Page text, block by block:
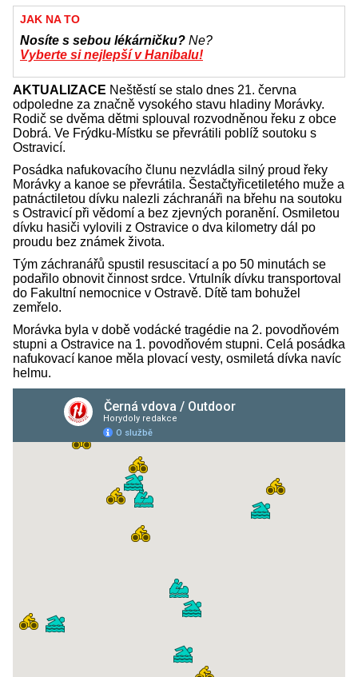
JAK NA TO
Nosíte s sebou lékárničku? Ne?
Vyberte si nejlepší v Hanibalu!
AKTUALIZACE Neštěstí se stalo dnes 21. června
odpoledne za značně vysokého stavu hladiny Morávky.
Rodič se dvěma dětmi splouval rozvodněnou řeku z obce
Dobrá. Ve Frýdku-Místku se převrátili poblíž soutoku s
Ostravicí.
Posádka nafukovacího člunu nezvládla silný proud řeky
Morávky a kanoe se převrátila. Šestačtyřicetiletého muže a
patnáctiletou dívku nalezli záchranáři na břehu na soutoku
s Ostravicí při vědomí a bez zjevných poranění. Osmiletou
dívku hasiči vylovili z Ostravice o dva kilometry dál po
proudu bez známek života.
Tým záchranářů spustil resuscitací a po 50 minutách se
podařilo obnovit činnost srdce. Vrtulník dívku transportoval
do Fakultní nemocnice v Ostravě. Dítě tam bohužel
zemřelo.
Morávka byla v době vodácké tragédie na 2. povodňovém
stupni a Ostravice na 1. povodňovém stupni. Celá posádka
nafukovací kanoe měla plovací vesty, osmiletá dívka navíc
helmu.